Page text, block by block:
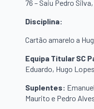
76 – Saiu Pedro
Disciplina:
Cartão amarelo a
Equipa Titular SC
Eduardo, Hugo
Suplentes:
Maurito e Pedro